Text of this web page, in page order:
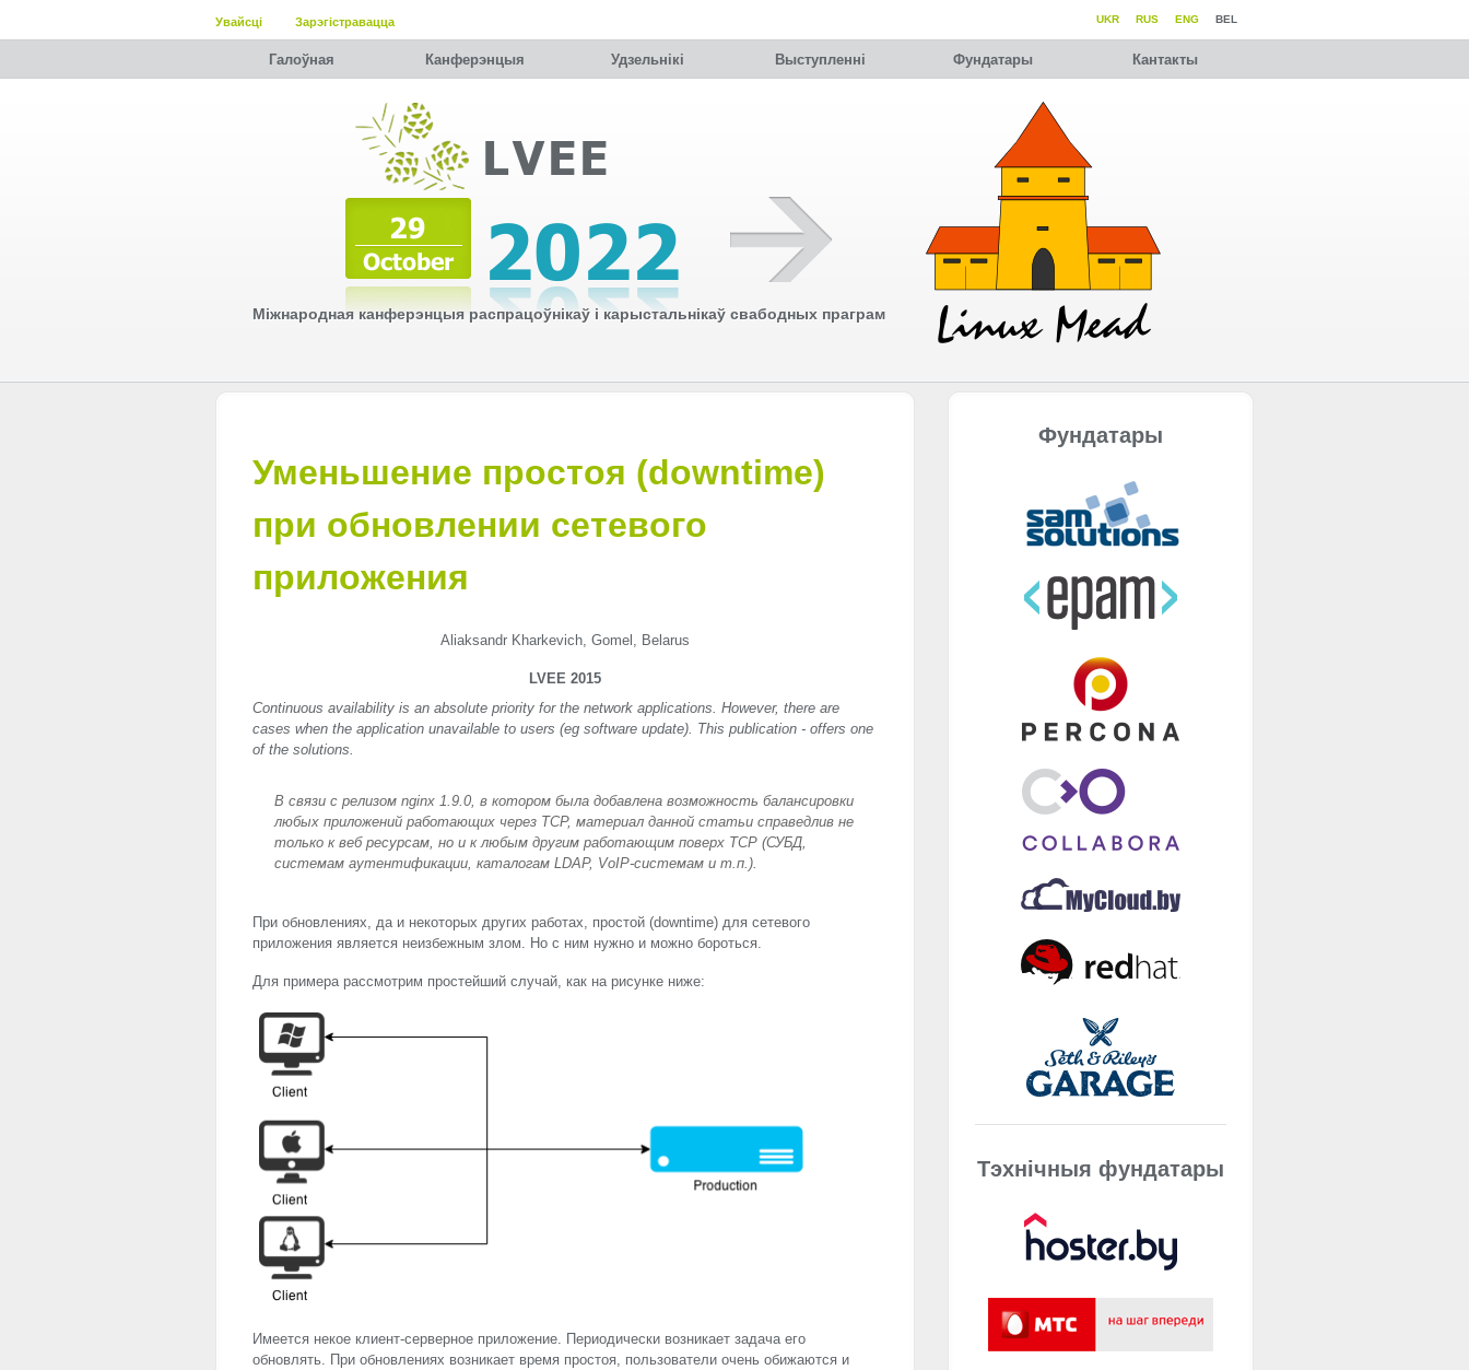
Увайсці Зарэгістравацца BEL
ENG
RUS
UKR
Галоўная Канферэнцыя Удзельнiкi Выступленні Фундатары Кантакты
Міжнародная канферэнцыя распрацоўнікаў і карыстальнікаў свабодных праграм
Уменьшение простоя (downtime)
при обновлении сетевого
приложения
Aliaksandr Kharkevich, Gomel, Belarus
LVEE 2015
Continuous availability is an absolute priority for the network applications. However, there are
cases when the application unavailable to users (eg software update). This publication - offers one
of the solutions.
В связи с релизом nginx 1.9.0, в котором была добавлена возможность балансировки
любых приложений работающих через TCP, материал данной статьи справедлив не
только к веб ресурсам, но и к любым другим работающим поверх TCP(СУБД,
системам аутентификации, каталогам LDAP, VoIP-системам и т.п.).
При обновлениях, да и некоторых других работах, простой (downtime) для сетевого
приложения является неизбежным злом. Но с ним нужно и можно бороться.
Для примера рассмотрим простейший случай, как на рисунке ниже:
Имеется некое клиент-серверное приложение. Периодически возникает задача его
обновлять. При обновлениях возникает время простоя, пользователи очень обижаются и
Фундатары
Тэхнічныя фундатары